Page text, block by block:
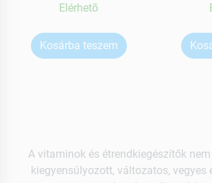
Elérhetõ
Kosárba teszem
A vitaminok és étrendkiegészítők
kiegyensúlyozott, változatos, vegyes